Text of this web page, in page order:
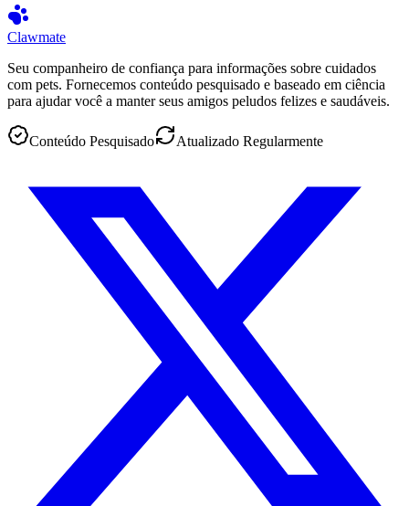
Clawmate
Seu companheiro de confiança para informações sobre cuidados
com pets. Fornecemos conteúdo pesquisado e baseado em ciência
para ajudar você a manter seus amigos peludos felizes e saudáveis.
Conteúdo Pesquisado Atualizado Regularmente